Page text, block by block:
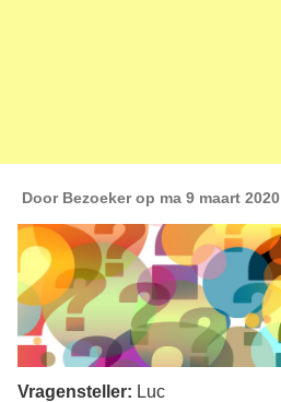
Door Bezoekerop ma 9 maart
Vragensteller: Luc